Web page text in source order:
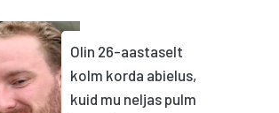
Olin 26-aastaselt
kolm korda abielus,
kuid mu neljas pulm